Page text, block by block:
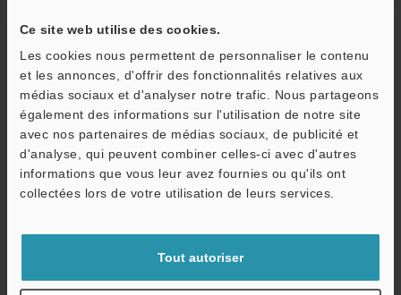
Ce site web utilise des cookies.
Les cookies nous permettent de personnaliser le contenu
et les annonces, d'offrir des fonctionnalités relatives aux
médias sociaux et d'analyser notre trafic. Nous partageons
également des informations sur l'utilisation de notre site
avec nos partenaires de médias sociaux, de publicité et
d'analyse, qui peuvent combiner celles-ci avec d'autres
informations que vous leur avez fournies ou qu'ils ont
collectées lors de votre utilisation de leurs services.
Tout autoriser
Télécharger